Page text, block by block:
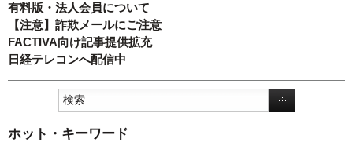
有料版・法人会員について
【注意】詐欺メールにご注意
FACTIVA向け記事提供拡充
日経テレコンへ配信中
ホット・キーワード